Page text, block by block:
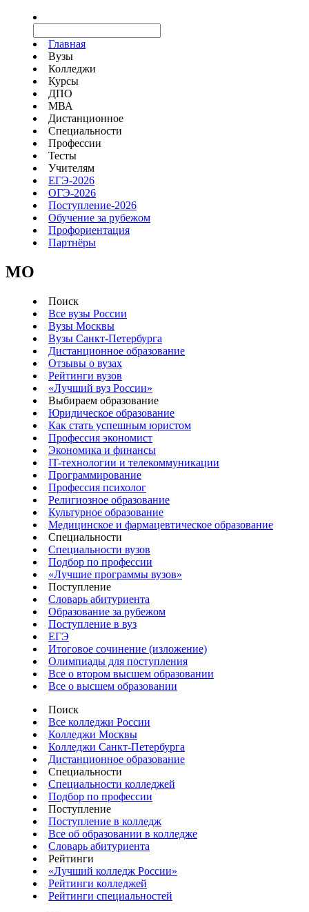
Главная
Вузы
Колледжи
Курсы
ДПО
МВА
Дистанционное
Специальности
Профессии
Тесты
Учителям
ЕГЭ-2026
ОГЭ-2026
Поступление-2026
Обучение за рубежом
Профориентация
Партнёры
MO
Поиск
Все вузы России
Вузы Москвы
Вузы Санкт-Петербурга
Дистанционное образование
Отзывы о вузах
Рейтинги вузов
«Лучший вуз России»
Выбираем образование
Юридическое образование
Как стать успешным юристом
Профессия экономист
Экономика и финансы
IT-технологии и телекоммуникации
Программирование
Профессия психолог
Религиозное образование
Культурное образование
Медицинское и фармацевтическое образование
Специальности
Специальности вузов
Подбор по профессии
«Лучшие программы вузов»
Поступление
Словарь абитуриента
Образование за рубежом
Поступление в вуз
ЕГЭ
Итоговое сочинение (изложение)
Олимпиады для поступления
Все о втором высшем образовании
Все о высшем образовании
Поиск
Все колледжи России
Колледжи Москвы
Колледжи Санкт-Петербурга
Дистанционное образование
Специальности
Специальности колледжей
Подбор по профессии
Поступление
Поступление в колледж
Все об образовании в колледже
Словарь абитуриента
Рейтинги
«Лучший колледж России»
Рейтинги колледжей
Рейтинги специальностей